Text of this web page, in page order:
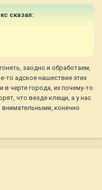
сказал:
заодно и обработаем,
то адское нашествие этих
в черте города, их почему-то
что везде клещи, а у нас
конечно